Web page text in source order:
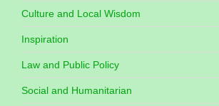
Culture and Local Wisdom
Inspiration
Law and Public Policy
Social and Humanitarian